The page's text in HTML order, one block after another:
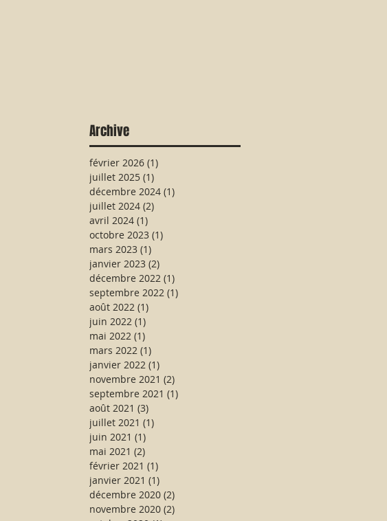
Archive
février 2026 (1)
juillet 2025 (1)
décembre 2024 (1)
juillet 2024 (2)
avril 2024 (1)
octobre 2023 (1)
mars 2023 (1)
janvier 2023 (2)
décembre 2022 (1)
septembre 2022 (1)
août 2022 (1)
juin 2022 (1)
mai 2022 (1)
mars 2022 (1)
janvier 2022 (1)
novembre 2021 (2)
septembre 2021 (1)
août 2021 (3)
juillet 2021 (1)
juin 2021 (1)
mai 2021 (2)
février 2021 (1)
janvier 2021 (1)
décembre 2020 (2)
novembre 2020 (2)